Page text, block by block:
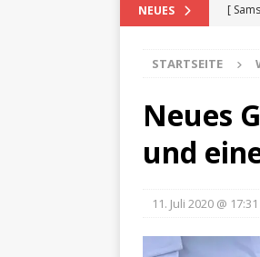
NEUES [
[
[
[
STARTSEITE
Neues
und
11. Juli 2020 @ 17:31